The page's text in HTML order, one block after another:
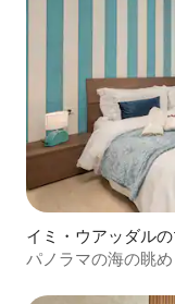
イミ・ウアッダル
パノラマの海の眺